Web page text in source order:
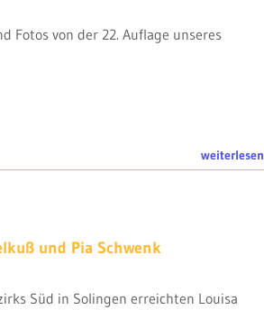
Fotos von der 22. Auflage unseres
weiterlesen
und Pia Schwenk
Süd in Solingen erreichten Louisa